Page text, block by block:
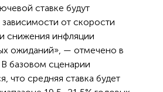
ставке будут
от скорости
снижения инфляции
ожиданий», — отмечено в
базовом сценарии
что средняя ставка будет